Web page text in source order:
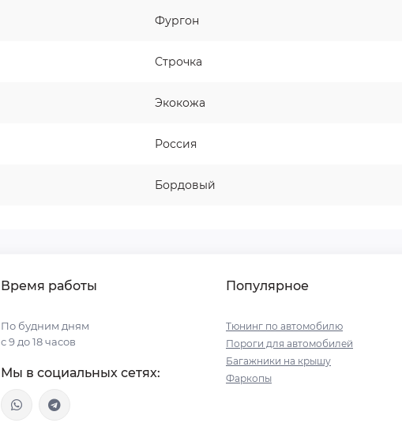
Фургон
Строчка
Экокожа
Россия
Бордовый
Время работы
По будним дням
с 9 до 18 часов
Мы в социальных сетях:
Популярное
Тюнинг по автомобилю
Пороги для автомобилей
Багажники на крышу
Фаркопы